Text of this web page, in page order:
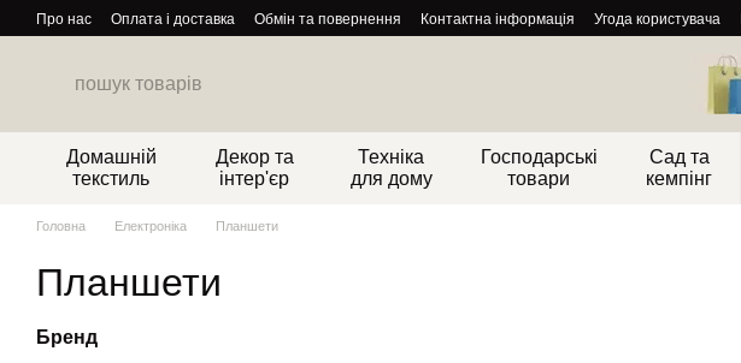
Перейти до основного контенту
Про нас Оплата і доставка Обмін та повернення Контактна інформація Угода користувача
Домашній
текстиль
Декор та
інтер'єр
Техніка
для дому
Господарські
товари
Сад та
кемпінг
Головна Електроніка Планшети
Планшети
Бренд